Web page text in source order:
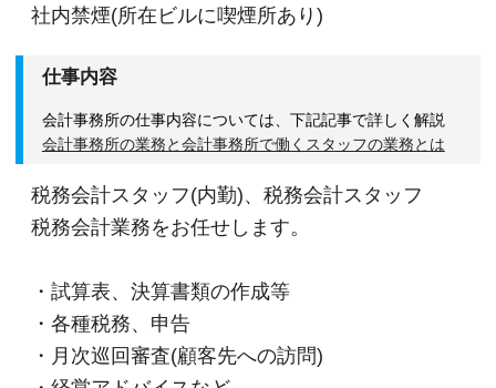
社内禁煙(所在ビルに喫煙所あり)
仕事内容
会計事務所の仕事内容については、下記記事で詳しく解説
会計事務所の業務と会計事務所で働くスタッフの業務とは
税務会計スタッフ(内勤)、税務会計スタッフ
税務会計業務をお任せします。
・試算表、決算書類の作成等
・各種税務、申告
・月次巡回審査(顧客先への訪問)